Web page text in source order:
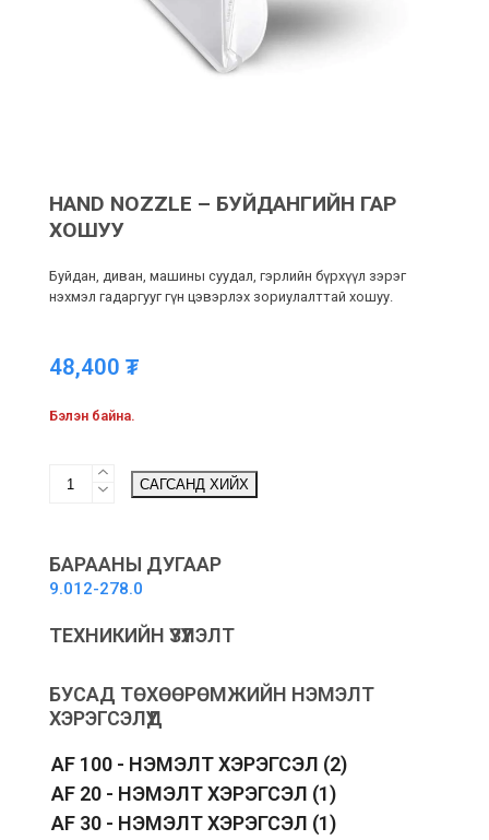
HAND NOZZLE – БУЙДАНГИЙН ГАР
ХОШУУ
Буйдан, диван, машины суудал, гэрлийн бүрхүүл зэрэг
нэхмэл гадаргууг гүн цэвэрлэх зориулалттай хошуу.
48,400 ₮
Бэлэн байна.
Nozzle
гар
quantity
САГСАНД ХИЙХ
БАРААНЫ ДУГААР
9.012-278.0
ТЕХНИКИЙН ҮЗҮҮЛЭЛТ
БУСАД ТӨХӨӨРӨМЖИЙН НЭМЭЛТ
ХЭРЭГСЭЛҮҮД
AF 100 - НЭМЭЛТ ХЭРЭГСЭЛ (2)
AF 20 - НЭМЭЛТ ХЭРЭГСЭЛ (1)
AF 30 - НЭМЭЛТ ХЭРЭГСЭЛ (1)